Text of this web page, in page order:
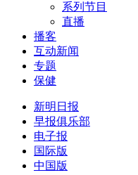
系列节目
直播
播客
互动新闻
专题
保健
新明日报
早报俱乐部
电子报
国际版
中国版